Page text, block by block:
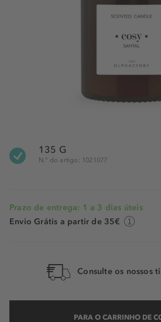
135 G
N.° do artigo: 1021077
Prazo de entrega: 1 a 3 dias úteis
Envio Grátis a partir de 35€
Consulte os nossos
PARA O CARRINHO DE